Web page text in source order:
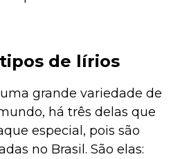
de lírios
grande variedade de
há três delas que
especial, pois são
no Brasil. São elas: